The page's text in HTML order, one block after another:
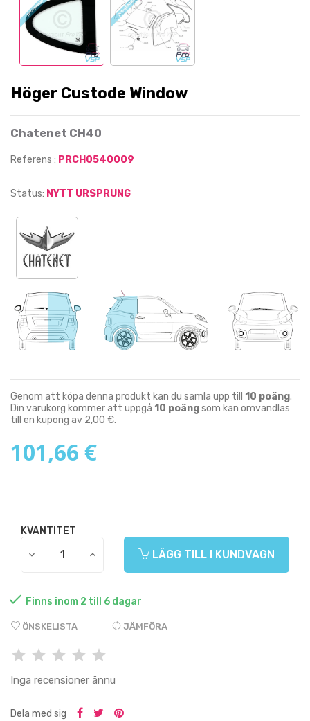
Höger Custode Window
Chatenet CH40
Referens : PRCH0540009
Status: NYTT URSPRUNG
Genom att köpa denna produkt kan du samla upp till 10 poäng.
Din varukorg kommer att uppgå 10 poängsom kan omvandlas
till en kupong av 2,00 €.
101,66 €
KVANTITET
LÄGG TILL I KUNDVAGN
 Finns inom 2 till 6 dagar
ÖNSKELISTA JÄMFÖRA
Inga recensioner ännu
Dela med sig